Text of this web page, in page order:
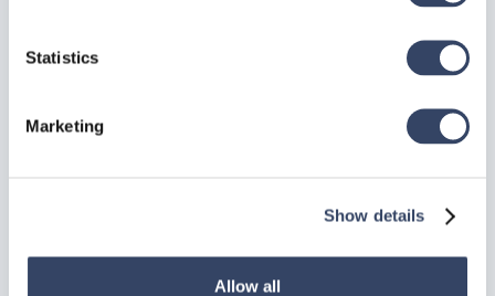
Statistics
Marketing
Show details
Allow all
Schritt 6: So verwalten Sie Ihre
Software, nachdem Sie sich
Nachdem Sie sich angemeldet haben und Ihre Lizenz